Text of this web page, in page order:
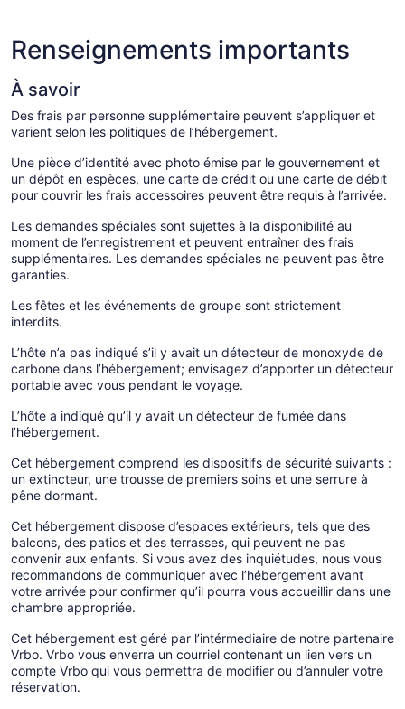
Renseignements importants
À savoir
Des frais par personne supplémentaire peuvent s’appliquer et
varient selon les politiques de l’hébergement.
Une pièce d’identité avec photo émise par le gouvernement et
un dépôt en espèces, une carte de crédit ou une carte de débit
pour couvrir les frais accessoires peuvent être requis à l’arrivée.
Les demandes spéciales sont sujettes à la disponibilité au
moment de l’enregistrement et peuvent entraîner des frais
supplémentaires. Les demandes spéciales ne peuvent pas être
garanties.
Les fêtes et les événements de groupe sont strictement
interdits.
L’hôte n’a pas indiqué s’il y avait un détecteur de monoxyde de
carbone dans l’hébergement; envisagez d’apporter un détecteur
portable avec vous pendant le voyage.
L’hôte a indiqué qu’il y avait un détecteur de fumée dans
l’hébergement.
Cet hébergement comprend les dispositifs de sécurité suivants :
un extincteur, une trousse de premiers soins et une serrure à
pêne dormant.
Cet hébergement dispose d’espaces extérieurs, tels que des
balcons, des patios et des terrasses, qui peuvent ne pas
convenir aux enfants. Si vous avez des inquiétudes, nous vous
recommandons de communiquer avec l’hébergement avant
votre arrivée pour confirmer qu’il pourra vous accueillir dans une
chambre appropriée.
Cet hébergement est géré par l’intérmediaire de notre partenaire
Vrbo. Vrbo vous enverra un courriel contenant un lien vers un
compte Vrbo qui vous permettra de modifier ou d’annuler votre
réservation.